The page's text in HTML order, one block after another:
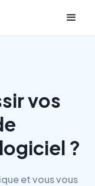
vos
?
et vous vous